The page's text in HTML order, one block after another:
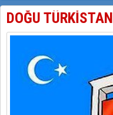
ÇİN’İN
DOĞU